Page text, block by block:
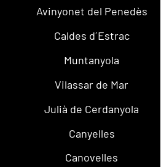
Avinyonet del Penedès
Caldes d´Estrac
Muntanyola
Vilassar de Mar
Julià de Cerdanyola
Canyelles
Canovelles